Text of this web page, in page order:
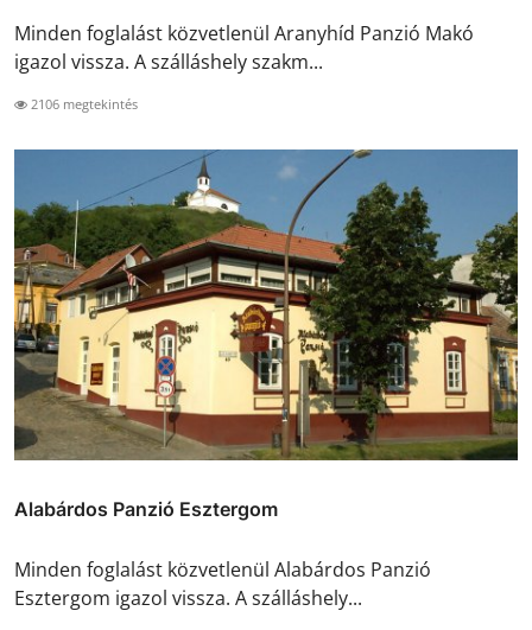
Minden foglalást közvetlenül Aranyhíd Panzió Makó
igazol vissza. A szálláshely szakm...
2106 megtekintés
Alabárdos Panzió Esztergom
Minden foglalást közvetlenül Alabárdos Panzió
Esztergom igazol vissza. A szálláshely...